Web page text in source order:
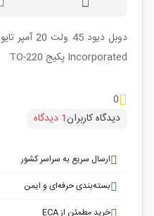
Incorporated پکیج TO-220
0
دیدگاه کاربران1 دیدگاه
ارسال سریع به سراسر کشور
بسته‌بندی حرفه‌ای و ایمن
خرید مطمئن از ECA